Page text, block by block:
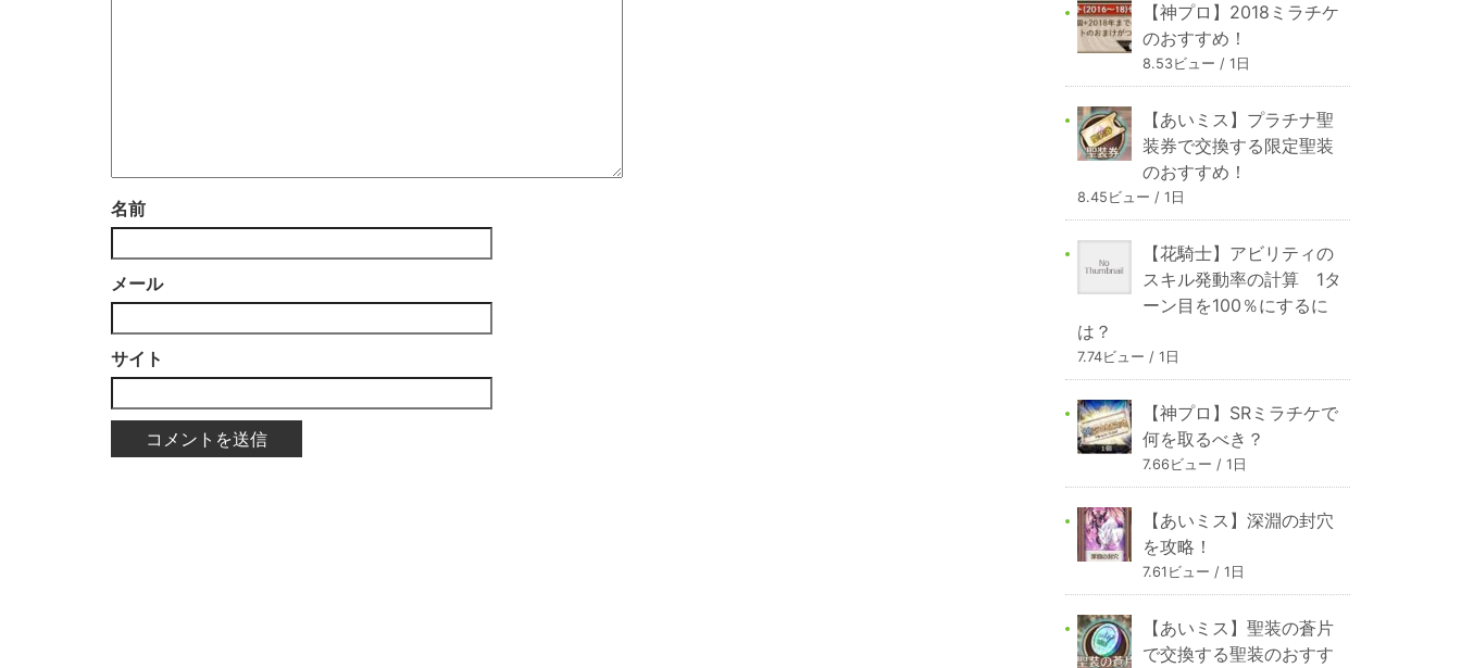
名前
メール
サイト
【神プロ】2018ミラチケ
のおすすめ！
8.53ビュー / 1日
【あいミス】プラチナ聖
装券で交換する限定聖装
のおすすめ！
8.45ビュー / 1日
【花騎士】アビリティの
スキル発動率の計算 1タ
ーン目を100％にするに
は？
7.74ビュー / 1日
【神プロ】SRミラチケで
何を取るべき？
7.66ビュー / 1日
【あいミス】深淵の封穴
を攻略！
7.61ビュー / 1日
【あいミス】聖装の蒼片
で交換する聖装のおすす